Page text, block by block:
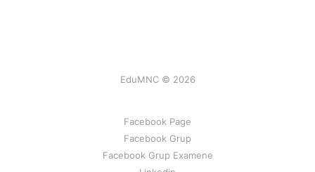
EduMNC © 2026
Facebook Page
Facebook Grup
Facebook Grup Examene